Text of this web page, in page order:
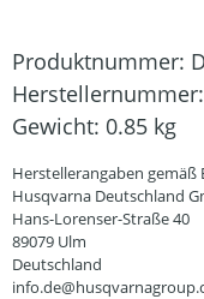
Produktnummer:
Herstellernummer:
Gewicht: 0.85 kg
Herstellerangaben gemäß
Husqvarna Deutschland
Hans-Lorenser-Straße 40
89079 Ulm
Deutschland